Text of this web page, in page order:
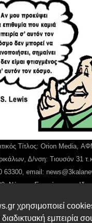
χρησιμοποιεί
διαδικτυακή εμπειρία
Τίτλος: Orion Media,
Δ/νση: Τιουσόν 31
63300, email:
Νόμιμος Εκπρόσωπος,
Διευθύντρια: Γιαννουσά
Βασιλική. Δικαιούχος